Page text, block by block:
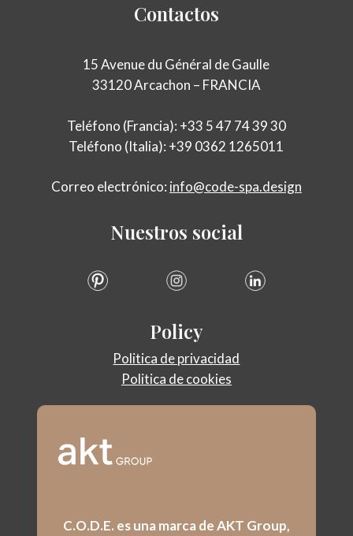
Contactos
15 Avenue du Général de Gaulle
33120 Arcachon – FRANCIA
Teléfono (Francia): +33 5 47 74 39 30
Teléfono (Italia): +39 0362 1265011
Correo electrónico: info@code-spa.design
Nuestros social
Policy
Politica de privacidad
Politica de cookies
C.O.D.E. es una marca de AKT Group,